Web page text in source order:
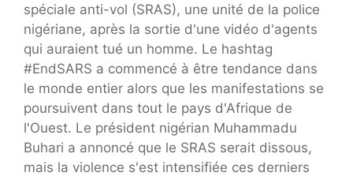
spéciale anti-vol (SRAS), une unité de la police
nigériane, après la sortie d'une vidéo d'agents
qui auraient tué un homme. Le hashtag
#EndSARS a commencé à être tendance dans
le monde entier alors que les manifestations se
poursuivent dans tout le pays d'Afrique de
l'Ouest. Le président nigérian Muhammadu
Buhari a annoncé que le SRAS serait dissous,
mais la violence s'est intensifiée ces derniers